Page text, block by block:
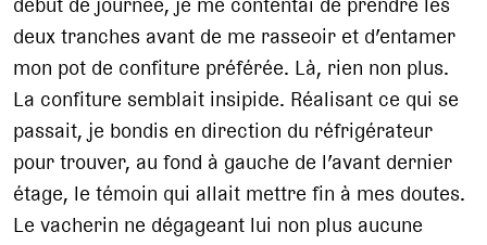
deux tranches avant de me rasseoir et d’entamer
mon pot de confiture préférée. Là, rien non plus.
La confiture semblait insipide. Réalisant ce qui se
passait, je bondis en direction du réfrigérateur
pour trouver, au fond à gauche de l’avant dernier
étage, le témoin qui allait mettre fin à mes doutes.
Le vacherin ne dégageant lui non plus aucune